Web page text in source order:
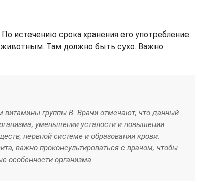
истечению срока хранения его употребление
Там должно быть сухо. Важно
группы В. Врачи отмечают, что данный
уменьшении усталости и повышении
нервной системе и образовании крови.
важно проконсультироваться с врачом, чтобы
особенности организма.